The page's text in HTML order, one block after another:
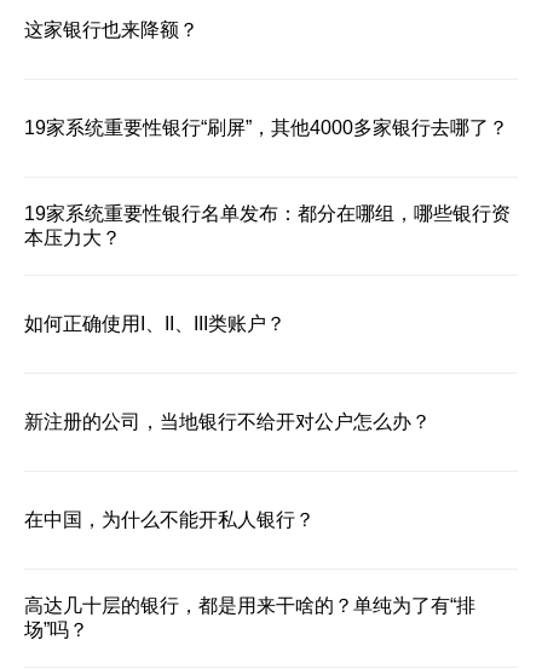
这家银行也来降额？
19家系统重要性银行“刷屏”，其他4000多家银行去哪了？
19家系统重要性银行名单发布：都分在哪组，哪些银行资
本压力大？
如何正确使用I、II、III类账户？
新注册的公司，当地银行不给开对公户怎么办？
在中国，为什么不能开私人银行？
高达几十层的银行，都是用来干啥的？单纯为了有“排
场”吗？